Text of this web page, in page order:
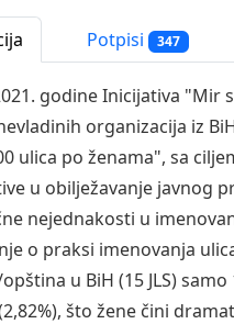
Potpisi 347
godine Inicijativa "Mir
organizacija iz
ulica po ženama", sa
u obilježavanje javnog
nejednakosti u
o praksi imenovanja
u BiH (15 JLS)
što žene čini